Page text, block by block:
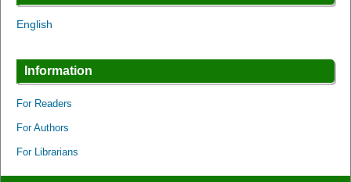
English
Information
For Readers
For Authors
For Librarians